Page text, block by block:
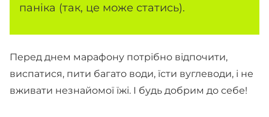
паніка (так, це може статись).
Перед днем марафону потрібно відпочити,
виспатися, пити багато води, їсти вуглеводи, і не
вживати незнайомої їжі. І будь добрим до себе!